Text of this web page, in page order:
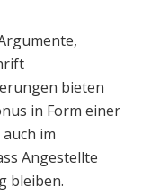
bieten
in Form einer
im
Angestellte
bleiben.